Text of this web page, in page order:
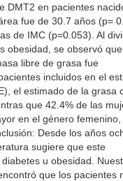
DMT2 en pacientes
fue de 30.7 años (p=
de IMC (p=0.053). Al
obesidad, se observó
libre de grasa fue
incluidos en el
el estimado de la grasa
que 42.4% de las
en el género
Desde los años
sugiere que este
u obesidad.
que los pacientes